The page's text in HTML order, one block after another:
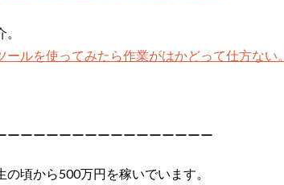
ールを使ってみたら作業がはかどって仕方ない。
ーーーーーーーーーーーーーーーー
頃から500万円を稼いでいます。